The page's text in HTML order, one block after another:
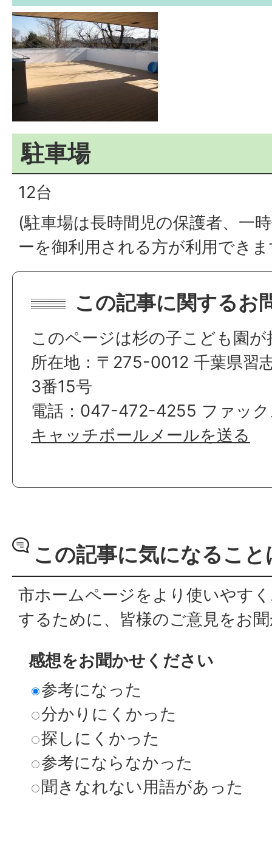
駐車場
12台
(駐車場は長時間児の保護者、一
ーを御利用される方が利用でき
この記事に関するお
このページは杉の子こども園
所在地：〒275-0012 千葉県習
3番15号
電話：047-472-4255 ファッ
キャッチボールメールを送る
この記事に気になるこ
市ホームページをより使いやす
するために、皆様のご意見をお
感想をお聞かせください
参考になった
分かりにくかった
探しにくかった
参考にならなかった
聞きなれない用語があった